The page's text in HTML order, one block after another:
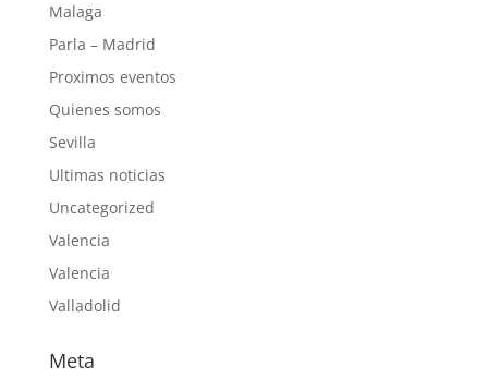
Malaga
Parla – Madrid
Proximos eventos
Quienes somos
Sevilla
Ultimas noticias
Uncategorized
Valencia
Valencia
Valladolid
Meta